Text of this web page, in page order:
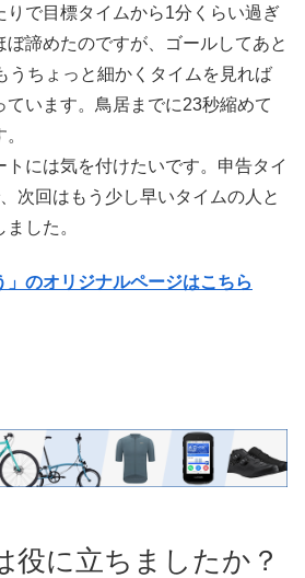
りで目標タイムから1分くらい過ぎ
ぼ諦めたのですが、ゴールしてあと
うちょっと細かくタイムを見れば
ています。鳥居までに23秒縮めて
トには気を付けたいです。申告タイ
次回はもう少し早いタイムの人と
した。
」のオリジナルページはこちら
役に立ちましたか？